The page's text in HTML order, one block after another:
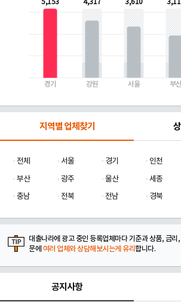
5,153
경기
4,317
강원
3,610
서울 부
지역별 업체찾기
전체 서울 경기 인천
부산
광주 울산 세종
충남
전북 전남 경북
대출나라에 광고 중인 등록업체마다 기준과 상품, 금리
문에 여러 업체와 상담해보시는게 유리합니다.
공지사항